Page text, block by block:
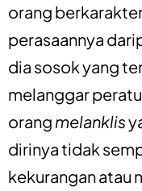
orang
perasaannya
dia sosok yang
melanggar
orang melanklis
dirinya tidak
kekurangan atau